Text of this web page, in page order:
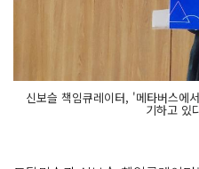
신보슬 책임큐레이터, '메타버스에
기하고 있